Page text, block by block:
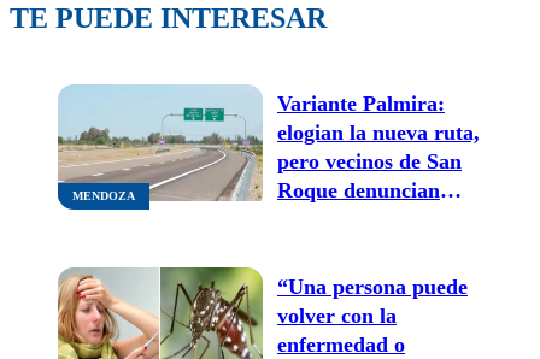
TE PUEDE INTERESAR
MENDOZA
Variante Palmira:
elogian la nueva ruta,
pero vecinos de San
Roque denuncian
“Una persona puede
volver con la
enfermedad o